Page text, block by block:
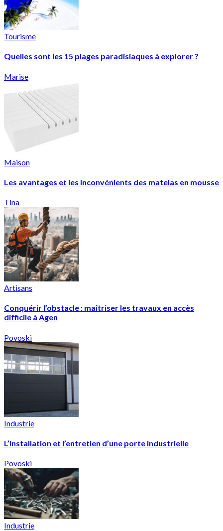
Tourisme
Quelles sont les 15 plages paradisiaques à explorer ?
Marise
Maison
Les avantages et les inconvénients des matelas en mousse
Tina
Artisans
Conquérir l’obstacle : maîtriser les travaux en accès
difficile à Agen
Povoski
Industrie
L’installation et l’entretien d’une porte industrielle
Povoski
Industrie